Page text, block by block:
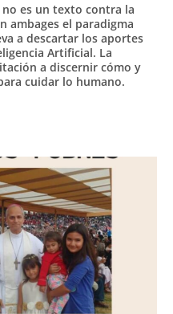
es un texto contra la
ambages el paradigma
a descartar los aportes
Artificial. La
a discernir cómo y
cuidar lo humano.